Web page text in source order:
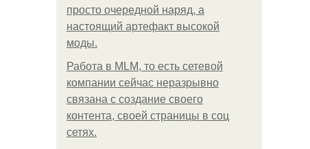
просто очередной наряд, а
настоящий артефакт высокой
моды.
Работа в MLM, то есть сетевой
компании сейчас неразрывно
связана с создание своего
контента, своей страницы в соц
сетях.